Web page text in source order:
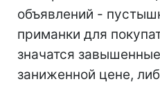
объявлений -
приманки для
значатся
заниженной цене,